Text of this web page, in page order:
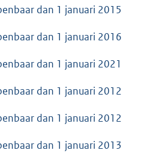
dan 1 januari 2015
dan 1 januari 2016
dan 1 januari 2021
dan 1 januari 2012
dan 1 januari 2012
dan 1 januari 2013